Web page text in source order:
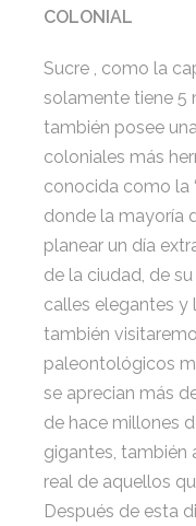
COLONIAL
Sucre , como la
solamente tiene 5
también posee
coloniales más
conocida como la
donde la mayoría
planear un día
de la ciudad, de
calles elegantes y
también
paleontológicos
se aprecian más
de hace millones
gigantes, también
real de aquellos
Después de esta